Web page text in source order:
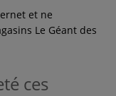
et ne
Le Géant des
ces